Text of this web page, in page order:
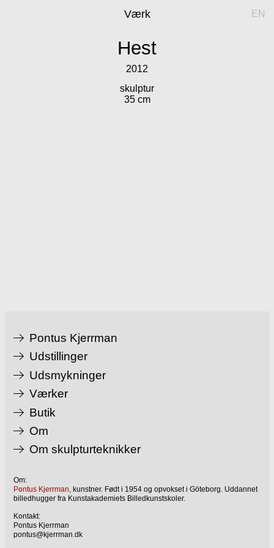
Værk EN
Hest
2012
skulptur
35 cm
Pontus Kjerrman
Udstillinger
Udsmykninger
Værker
Butik
Om
Om skulpturteknikker
Om:
Pontus Kjerrman, kunstner. Født i 1954 og opvokset i Göteborg. Uddannet
billedhugger fra Kunstakademiets Billedkunstskoler.
Kontakt:
Pontus Kjerrman
pontus@kjerrman.dk